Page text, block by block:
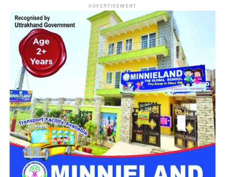
सेंट जूड स्कूल की कैंटीन में काम करता था
मृतक
मिली जानकारी के मुताबिक मृतक अमित शहर के सेंट जूड स्कूल की कैंटीन
में कार्यरत था। शुक्रवार शाम करीब सात बजे ड्यूटी समाप्त होने के बाद वो
पैदल अपने घर के लिए निकला था। लेकिन देर रात तक घर नहीं पहुंचा।
ADVERTISEMENT